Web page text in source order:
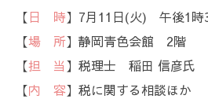
【日 時】7月11日(火) 午後1時
【場 所】静岡青色会館 2階
【担 当】税理士 稲田 信彦氏
【内 容】税に関する相談ほか